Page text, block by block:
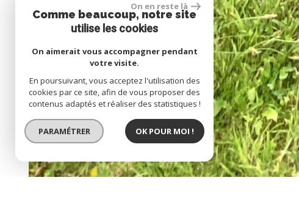
On en reste là
Comme beaucoup, notre site
utilise les cookies
On aimerait vous accompagner pendant
votre visite.
En poursuivant, vous acceptez l'utilisation des
cookies par ce site, afin de vous proposer des
contenus adaptés et réaliser des statistiques !
PARAMÉTRER OK POUR MOI !